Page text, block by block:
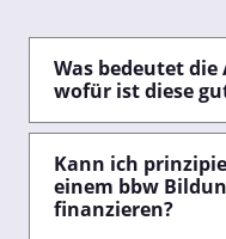
Was bedeutet
wofür ist diese
Kann ich
einem bbw
finanzieren?